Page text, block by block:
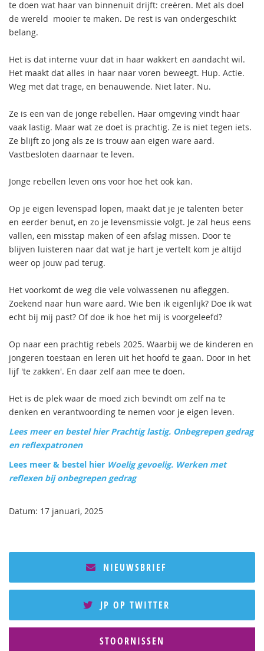
te doen wat haar van binnenuit drijft: creëren. Met als doel
de wereld mooier te maken. De rest is van ondergeschikt
belang.
Het is dat interne vuur dat in haar wakkert en aandacht wil.
Het maakt dat alles in haar naar voren beweegt. Hup. Actie.
Weg met dat trage, en benauwende. Niet later. Nu.
Ze is een van de jonge rebellen. Haar omgeving vindt haar
vaak lastig. Maar wat ze doet is prachtig. Ze is niet tegen iets.
Ze blijft zo jong als ze is trouw aan eigen ware aard.
Vastbesloten daarnaar te leven.
Jonge rebellen leven ons voor hoe het ook kan.
Op je eigen levenspad lopen, maakt dat je je talenten beter
en eerder benut, en zo je levensmissie volgt. Je zal heus eens
vallen, een misstap maken of een afslag missen. Door te
blijven luisteren naar dat wat je hart je vertelt kom je altijd
weer op jouw pad terug.
Het voorkomt de weg die vele volwassenen nu afleggen.
Zoekend naar hun ware aard. Wie ben ik eigenlijk? Doe ik wat
echt bij mij past? Of doe ik hoe het mij is voorgeleefd?
Op naar een prachtig rebels 2025. Waarbij we de kinderen en
jongeren toestaan en leren uit het hoofd te gaan. Door in het
lijf 'te zakken'. En daar zelf aan mee te doen.
Het is de plek waar de moed zich bevindt om zelf na te
denken en verantwoording te nemen voor je eigen leven.
Lees meer en bestel hier Prachtig lastig. Onbegrepen gedrag
en reflexpatronen
Lees meer & bestel hier Woelig gevoelig. Werken met
reflexen bij onbegrepen gedrag
Datum: 17 januari, 2025
NIEUWSBRIEF
JP OP TWITTER
STOORNISSEN